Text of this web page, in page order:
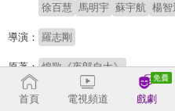
徐百慧 馬明宇 蘇宇航 楊智
導演： 羅志剛
原著： 熄歌《夜郎自大》
首頁 電視頻道 戲劇